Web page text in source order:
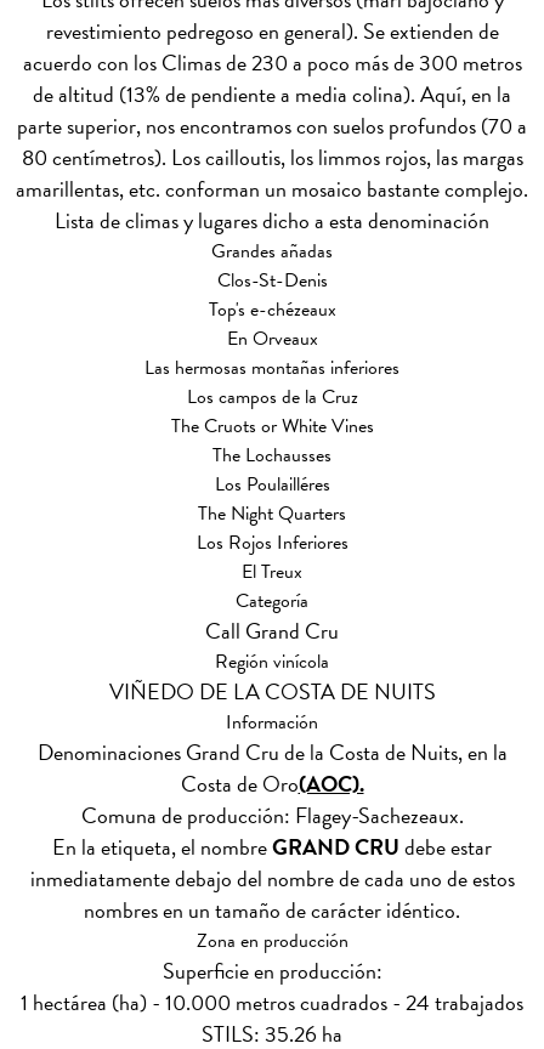
revestimiento pedregoso en general). Se extienden de
acuerdo con los Climas de 230 a poco más de 300 metros
de altitud (13% de pendiente a media colina). Aquí, en la
parte superior, nos encontramos con suelos profundos (70 a
80 centímetros). Los cailloutis, los limmos rojos, las margas
amarillentas, etc. conforman un mosaico bastante complejo.
Lista de climas y lugares dicho a esta denominación
Grandes añadas
Clos-St-Denis
Top's e-chézeaux
En Orveaux
Las hermosas montañas inferiores
Los campos de la Cruz
The Cruots or White Vines
The Lochausses
Los Poulailléres
The Night Quarters
Los Rojos Inferiores
El Treux
Categoría
Call Grand Cru
Región vinícola
VIÑEDO DE LA COSTA DE NUITS
Información
Denominaciones Grand Cru de la Costa de Nuits, en la
Costa de Oro(AOC).
Comuna de producción: Flagey-Sachezeaux.
En la etiqueta, el nombreGRAND CRUdebe estar
inmediatamente debajo del nombre de cada uno de estos
nombres en un tamaño de carácter idéntico.
Zona en producción
Superficie en producción:
1 hectárea (ha) - 10.000 metros cuadrados - 24 trabajados
STILS: 35.26 ha